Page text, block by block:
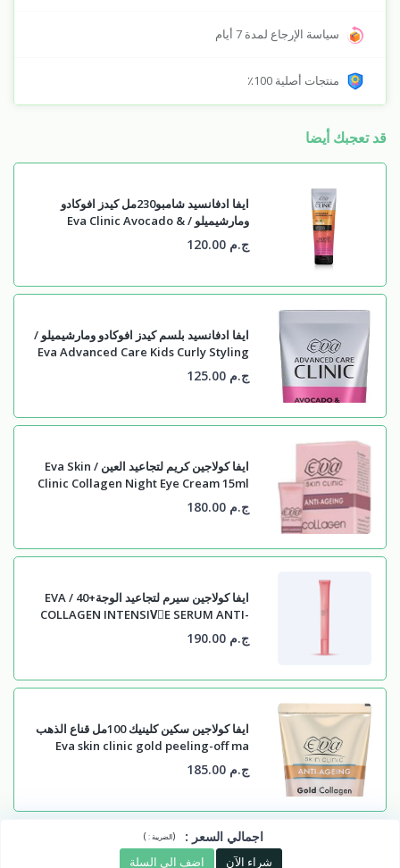
سياسة الإرجاع لمدة 7 أيام
منتجات أصلية 100٪
قد تعجبك أيضا
ايفا ادفانسيد شامبو230مل كيدز افوكادو
ومارشيميلو / Eva Clinic Avocado &
Marshmallow Kids' Curls Shampoo 230
Ml
ج.م 120.00
ايفا ادفانسيد بلسم كيدز افوكادو ومارشيميلو /
Eva Advanced Care Kids Curly Styling
Custard Avocado & Marshmallow
230ml
ج.م 125.00
ايفا كولاجين كريم لتجاعيد العين / Eva Skin
Clinic Collagen Night Eye Cream 15ml
ج.م 180.00
ايفا كولاجين سيرم لتجاعيد الوجة+40 / EVA
COLLAGEN INTENSIVُE SERUM ANTI-
AGEING +ج.م 190.00
ايفا كولاجين سكين كلينيك 100مل قناع الذهب
Eva skin clinic gold peeling-off ma
ج.م 185.00
اجمالي السعر :
(الضريبة :)
شراء الآن اضف الى السلة